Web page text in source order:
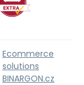
Ecommerce
solutions
BINARGON.cz